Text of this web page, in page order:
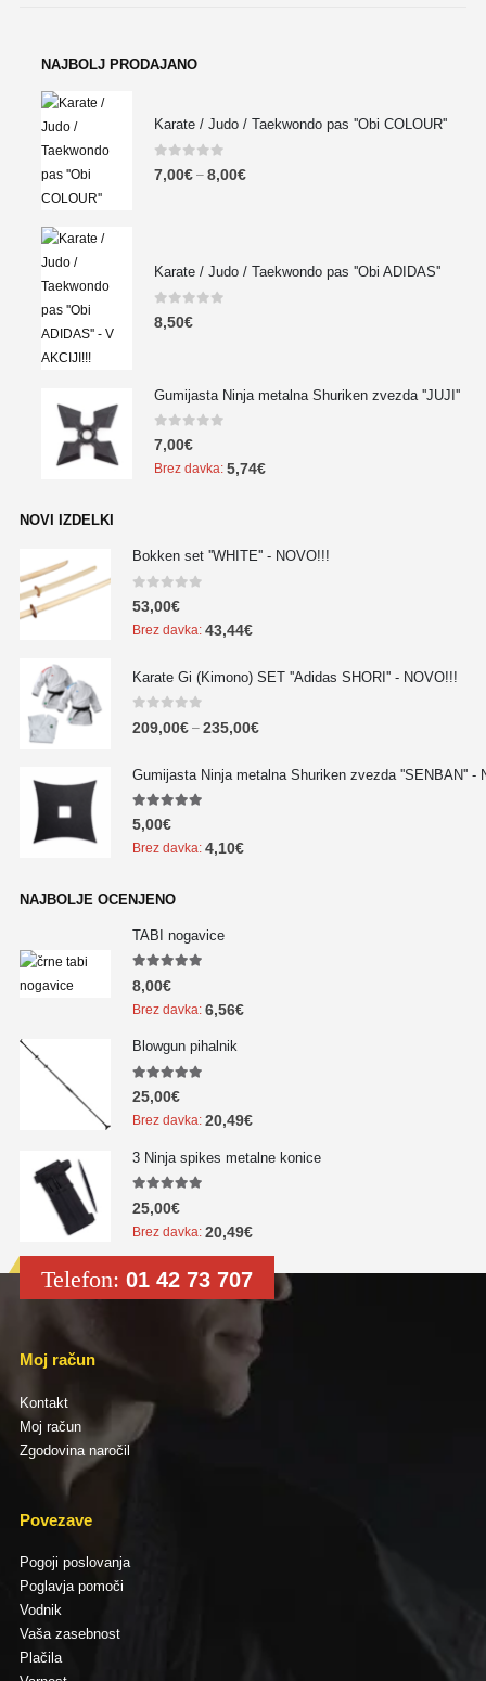
NAJBOLJ PRODAJANO
Karate / Judo / Taekwondo pas ''Obi COLOUR''
0out of 5
7,00€ – 8,00€
Karate / Judo / Taekwondo pas ''Obi ADIDAS''
0 out of 5
8,50€
Gumijasta Ninja metalna Shuriken zvezda ''JUJI''
0out of 5
7,00€
Brez davka: 5,74€
NOVI IZDELKI
Bokken set ''WHITE'' - NOVO!!!
0out of 5
53,00€
Brez davka: 43,44€
Karate Gi (Kimono) SET ''Adidas SHORI'' - NOVO!!!
0 out of 5
209,00€ – 235,00€
Gumijasta Ninja metalna Shuriken zvezda ''SENBAN'' -
5.00out of 5
5,00€
Brez davka: 4,10€
NAJBOLJE OCENJENO
TABI nogavice
5.00out of 5
8,00€
Brez davka: 6,56€
Blowgun pihalnik
5.00out of 5
25,00€
Brez davka: 20,49€
3 Ninja spikes metalne konice
5.00out of 5
25,00€
Brez davka: 20,49€
Telefon: 01 42 73 707
Moj račun
Kontakt
Moj račun
Zgodovina naročil
Povezave
Pogoji poslovanja
Poglavja pomoči
Vodnik
Vaša zasebnost
Plačila